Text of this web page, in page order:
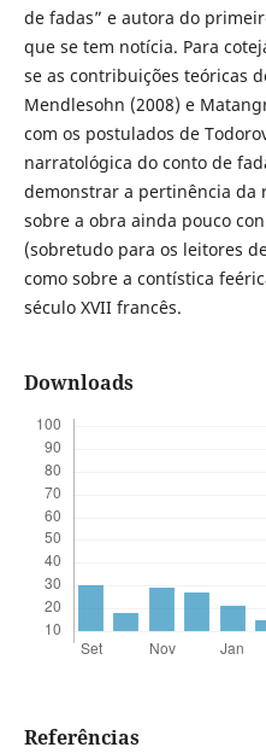
de fadas” e autora do
que se tem notícia. Para
se as contribuições teóricas
Mendlesohn (2008) e
com os postulados de
narratológica do conto de
demonstrar a pertinência da
sobre a obra ainda pouco
(sobretudo para os leitores
como sobre a contística
século XVII francês.
Downloads
Referências